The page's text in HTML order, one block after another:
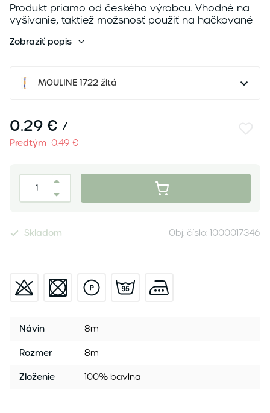
Produkt priamo od českého výrobcu. Vhodné na
vyšívanie, taktiež možsnosť použiť na hačkované
Zobraziť popis
MOULINE 1722 žltá
0.29 € /
Predtým 0.49 €
Skladom Obj. číslo: 1000017346
Návin
8m
Rozmer
8m
Zloženie
100% bavlna